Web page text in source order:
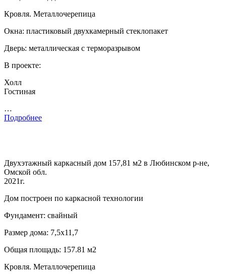
Кровля. Металлочерепица
Окна: пластиковый двухкамерный стеклопакет
Дверь: металлическая с терморазрывом
В проекте:
Холл
Гостиная
…
Подробнее
Двухэтажный каркасный дом 157,81 м2 в Любинском р-не,
Омской обл.
2021г.
Дом построен по каркасной технологии
Фундамент: свайный
Размер дома: 7,5х11,7
Общая площадь: 157.81 м2
Кровля. Металлочерепица